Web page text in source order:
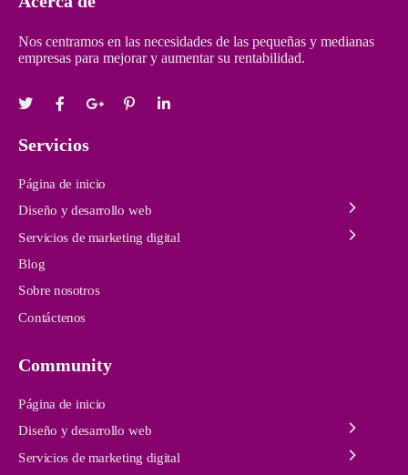
Nos centramos en las necesidades de las pequeñas y medianas
empresas para mejorar y aumentar su rentabilidad.
Servicios
Página de inicio
Diseño y desarrollo web
Servicios de marketing digital
Blog
Sobre nosotros
Contáctenos
Community
Página de inicio
Diseño y desarrollo web
Servicios de marketing digital